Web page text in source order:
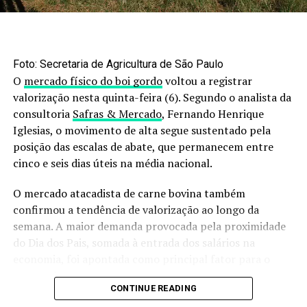
Foto: Secretaria de Agricultura de São Paulo
O mercado físico do boi gordovoltou a registrar
valorização nesta quinta-feira (6). Segundo o analista da
consultoria Safras & Mercado, Fernando Henrique
Iglesias, o movimento de alta segue sustentado pela
posição das escalas de abate, que permanecem entre
cinco e seis dias úteis na média nacional.
O mercado atacadista de carne bovina também
confirmou a tendência de valorização ao longo da
semana. A maior demanda provocada pela proximidade
do Dia dos Pais, somada à entrada dos salários na
avanço dos preços.
CONTINUE READING